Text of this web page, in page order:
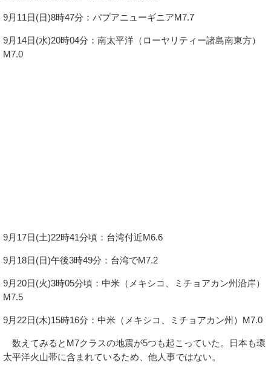
9月11日(日)8時47分：パプアニューギニアM7.7
9月14日(水)20時04分：南太平洋（ローヤリティー諸島南東方）
M7.0
9月17日(土)22時41分頃：台湾付近M6.6
9月18日(日)午後3時49分：台湾でM7.2
9月20日(火)3時05分頃：中米（メキシコ、ミチョアカン州沿岸）
M7.5
9月22日(木)15時16分：中米（メキシコ、ミチョアカン州）M7.0
数えてみるとM7クラスの地震が5つも起こっていた。日本も環
太平洋火山帯に含まれているため、他人事ではない。